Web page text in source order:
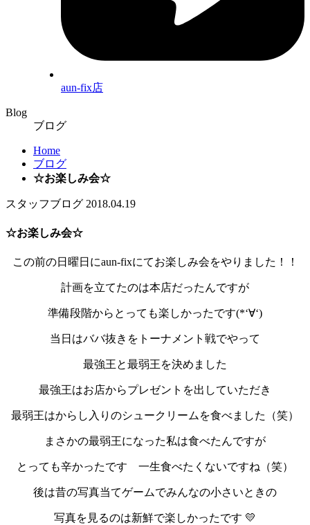
aun-fix店
Blog
ブログ
Home
ブログ
☆お楽しみ会☆
スタッフブログ 2018.04.19
☆お楽しみ会☆
この前の日曜日にaun-fixにてお楽しみ会をやりました！！
計画を立てたのは本店だったんですが
準備段階からとっても楽しかったです(*‘∀‘)
当日はババ抜きをトーナメント戦でやって
最強王と最弱王を決めました
最強王はお店からプレゼントを出していただき
最弱王はからし入りのシュークリームを食べました（笑）
まさかの最弱王になった私は食べたんですが
とっても辛かったです 一生食べたくないですね（笑）
後は昔の写真当てゲームでみんなの小さいときの
写真を見るのは新鮮で楽しかったです 💛